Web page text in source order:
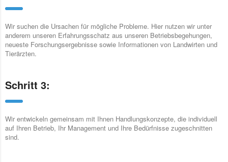
Wir suchen die Ursachen für mögliche Probleme. Hier nutzen wir unter
anderem unseren Erfahrungsschatz aus unseren Betriebsbegehungen,
neueste Forschungsergebnisse sowie Informationen von Landwirten und
Tierärzten.
Schritt 3:
Wir entwickeln gemeinsam mit Ihnen Handlungskonzepte, die individuell
auf Ihren Betrieb, Ihr Management und Ihre Bedürfnisse zugeschnitten
sind.